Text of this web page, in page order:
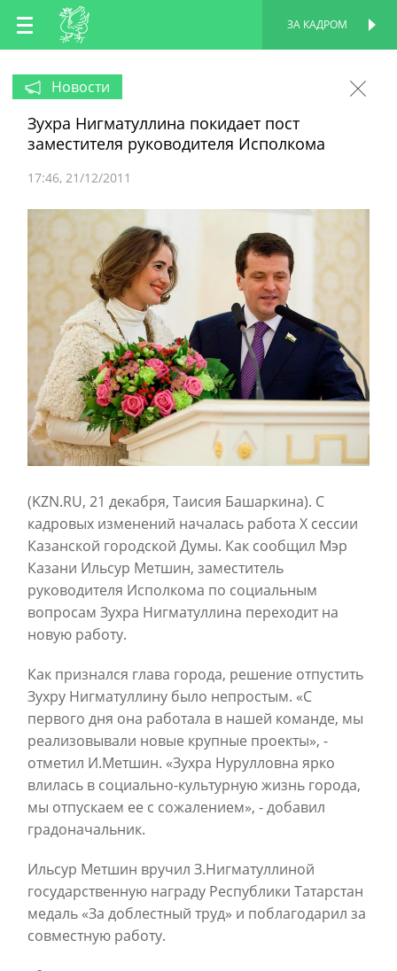
RU
EN
ЗА КАДРОМ
Новости
Зухра Нигматуллина покидает пост
заместителя руководителя Исполкома
17:46 21/12/2011
(KZN.RU, 21 декабря, Таисия Башаркина). С
кадровых изменений началась работа X сессии
Казанской городской Думы. Как сообщил Мэр
Казани Ильсур Метшин, заместитель
руководителя Исполкома по социальным
вопросам Зухра Нигматуллина переходит на
новую работу.
Как признался глава города, решение отпустить
Зухру Нигматуллину было непростым. «С
первого дня она работала в нашей команде, мы
реализовывали новые крупные проекты», -
отметил И.Метшин. «Зухра Нурулловна ярко
влилась в социально-культурную жизнь города,
мы отпускаем ее с сожалением», - добавил
градоначальник.
Ильсур Метшин вручил З.Нигматуллиной
государственную награду Республики Татарстан
медаль «За доблестный труд» и поблагодарил за
совместную работу.
ПЕРСОНАЛЬНАЯ